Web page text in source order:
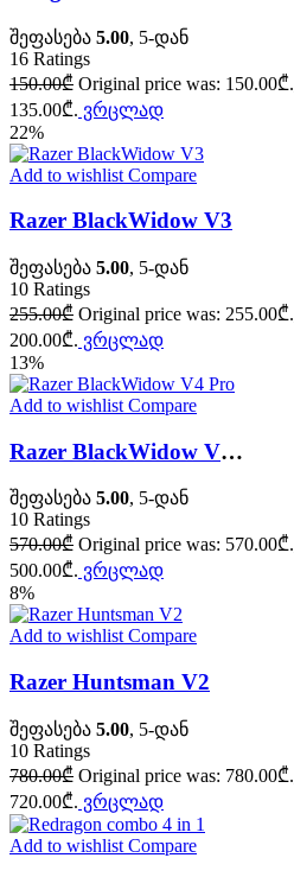
შეფასება 5.00, 5-დან
16 Ratings
150.00₾ Original price was: 150.00₾.
135.00₾. ვრცლად
22%
Add to wishlist Compare
Razer BlackWidow V3
შეფასება 5.00, 5-დან
10 Ratings
255.00₾ Original price was: 255.00₾.
200.00₾. ვრცლად
13%
Add to wishlist Compare
Razer BlackWidow V4 Pro
შეფასება 5.00, 5-დან
10 Ratings
570.00₾ Original price was: 570.00₾.
500.00₾. ვრცლად
8%
Add to wishlistCompare
Razer Huntsman V2
შეფასება 5.00, 5-დან
10 Ratings
780.00₾ Original price was: 780.00₾.
720.00₾. ვრცლად
Add to wishlist Compare